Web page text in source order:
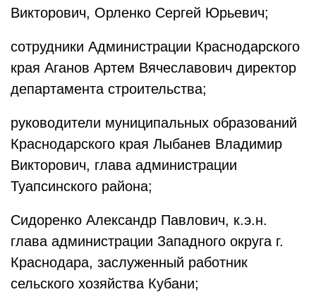
Викторович, Орленко Сергей Юрьевич;
сотрудники Администрации Краснодарского
края Аганов Артем Вячеславович директор
департамента строительства;
руководители муниципальных образований
Краснодарского края Лыбанев Владимир
Викторович, глава администрации
Туапсинского района;
Сидоренко Александр Павлович, к.э.н.
глава администрации Западного округа г.
Краснодара, заслуженный работник
сельского хозяйства Кубани;